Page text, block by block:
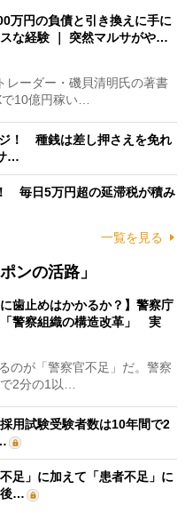
万円の負債と引き換えに手に
な経験 ｜ 突然マルサがや…
ーダー・磯貝清明氏の著書
10億円稼い…
！ 種銭は差し押さえを免れ
…
毎日5万円超の延滞税が積み
一覧を見る
ンの活路」
に歯止めはかかるか？】警察庁
警察組織の構造改革」 実
のが「警察官不足」だ。警察
2分の1以…
用試験受験者数は10年間で2
足」に加えて「患者不足」に
後…